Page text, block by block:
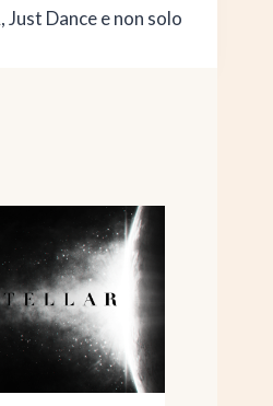
Just Dance e non solo